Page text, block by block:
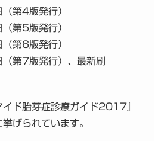
第4版発行）
第5版発行）
第6版発行）
第7版発行）、最新刷
イド胎芽症診療ガイド2017』
げられています。